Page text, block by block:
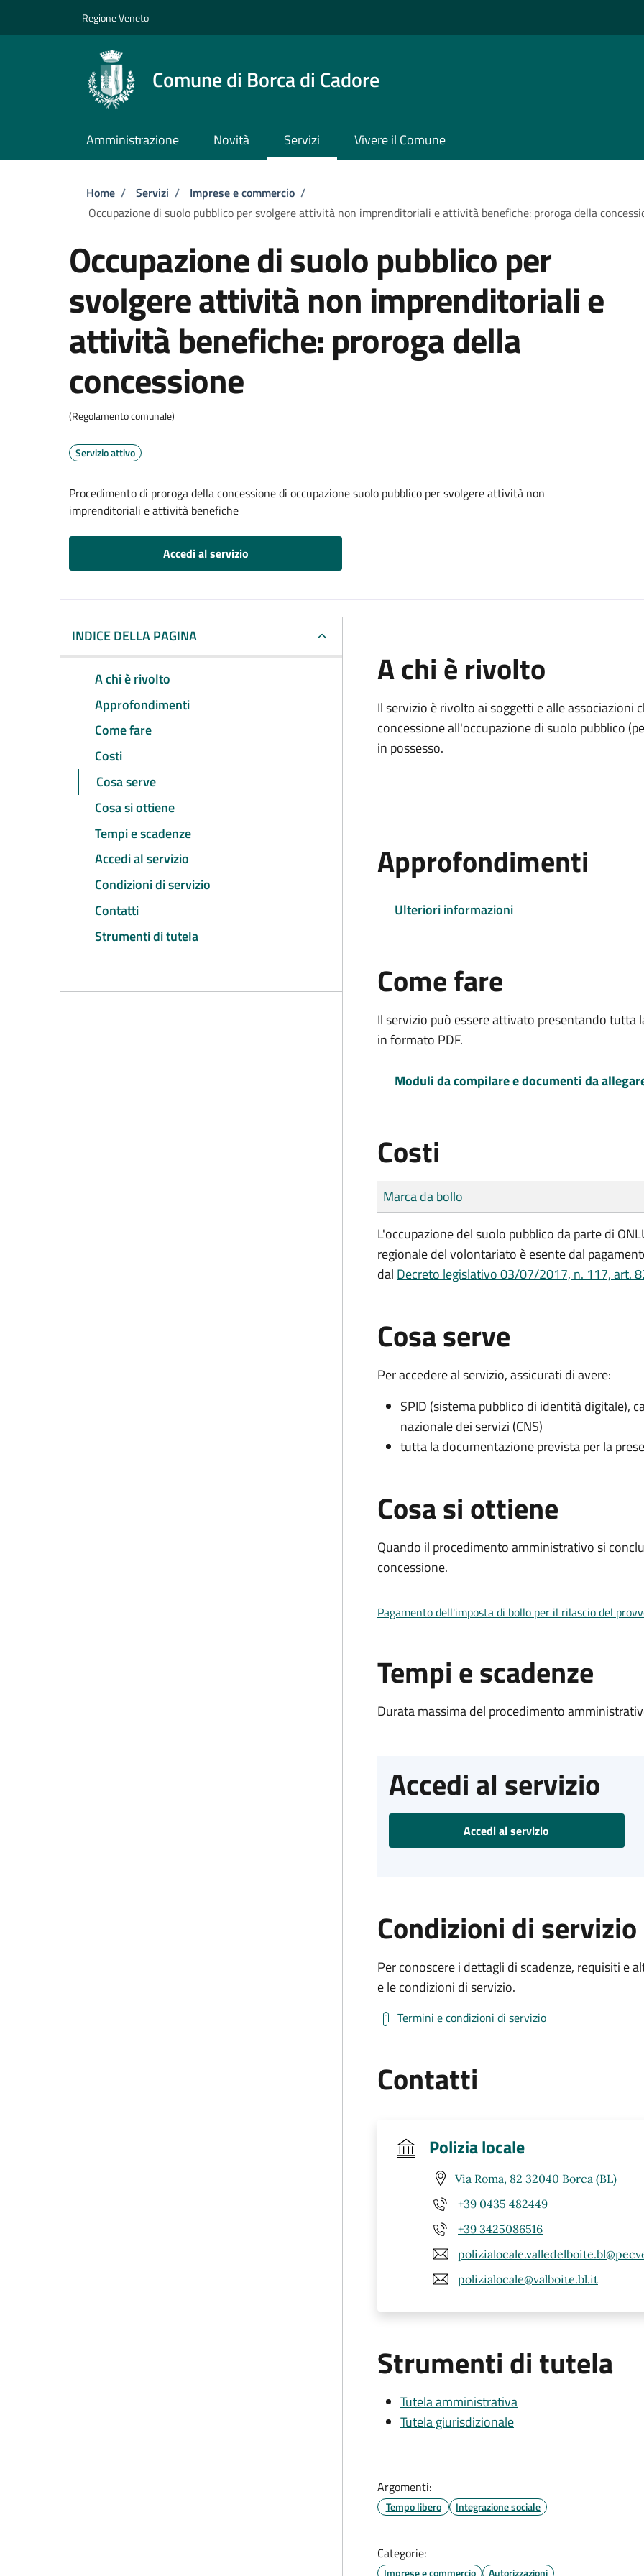
Regione Veneto
Comune di Borca di Cadore
Amministrazione Novità Servizi Vivere il Comune
Briciole di pane
Home / Servizi / Imprese e commercio /
Occupazione di suolo pubblico per svolgere attività non imprenditoriali e attività benefiche: proroga della
Occupazione di suolo pubblico per
svolgere attività non imprenditoriali e
attività benefiche: proroga della
concessione
(Regolamento comunale)
Servizio attivo
Procedimento di proroga della concessione di occupazione suolo pubblico per svolgere attività non
imprenditoriali e attività benefiche
Accedi al servizio
INDICE DELLA PAGINA
A chi è rivolto
Approfondimenti
Come fare
Costi
Cosa serve
Cosa si ottiene
Tempi e scadenze
Accedi al servizio
Condizioni di servizio
Contatti
Strumenti di tutela
A chi è rivolto
Il servizio è rivolto ai soggetti e alle
concessione all'occupazione di suolo pubblico
in possesso.
Approfondimenti
Ulteriori informazioni
Come fare
Il servizio può essere attivato presentando
in formato PDF.
Moduli da compilare e documenti da
Costi
Tipo di pagamento
Importo
Marca da bollo
L'occupazione del suolo pubblico da parte di
regionale del volontariato è esente dal
dal Decreto legislativo 03/07/2017, n. 117, art.
Cosa serve
Per accedere al servizio, assicurati di avere:
SPID (sistema pubblico di identità digitale),
nazionale dei servizi (CNS)
tutta la documentazione prevista per la
Cosa si ottiene
Quando il procedimento amministrativo si
concessione.
Pagamento dell'imposta di bollo per il rilascio del
Tempi e scadenze
Durata massima del procedimento
Accedi al servizio
Accedi al servizio
Condizioni di servizio
Per conoscere i dettagli di scadenze, requisiti e
e le condizioni di servizio.
Termini e condizioni di servizio
Contatti
Polizia locale
Via Roma, 82 32040 Borca (BL)
+39 0435 482449
+39 3425086516
polizialocale@valboite.bl.it
Strumenti di tutela
Tutela amministrativa
Tutela giurisdizionale
Argomenti:
Tempo libero Integrazione sociale
Categorie:
Imprese e commercio Autorizzazioni